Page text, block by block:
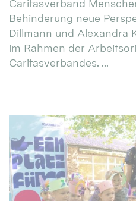
Caritasverband
Behinderung neue
Dillmann und Alexandra
im Rahmen der
Caritasverbandes. ...